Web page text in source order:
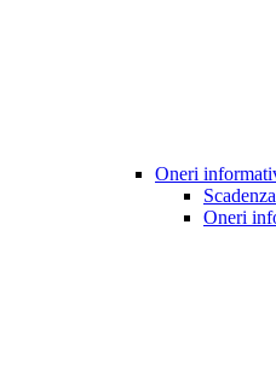
Oneri
Oneri